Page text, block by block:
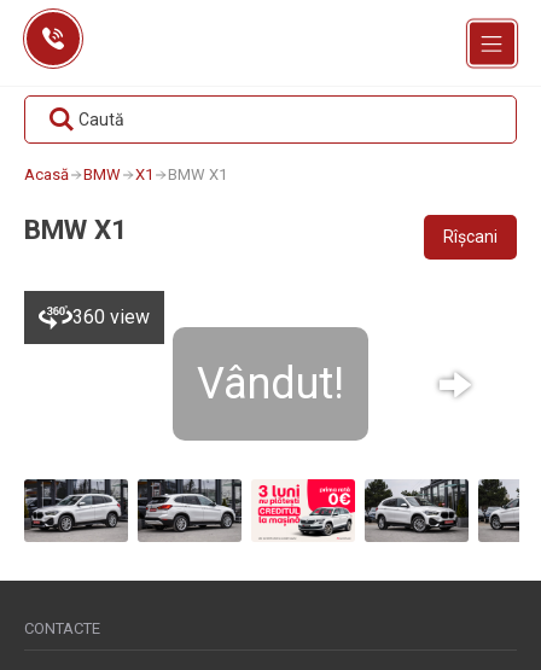
Skip
content
Caută
Acasă BMW X1 BMW X1
BMW X1 Rîșcani
360 view
Vândut!
CONTACTE